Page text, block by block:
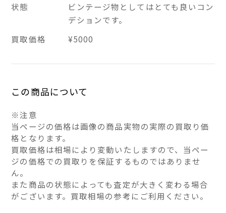
状態
ビンテージ物としてはとても良いコン
デションです。
買取価格
¥5000
この商品について
※注意
当ページの価格は画像の商品実物の実際の買取り価
格となります。
買取価格は相場により変動いたしますので、当ペー
ジの価格での買取りを保証するものではありませ
ん。
また商品の状態によっても査定が大きく変わる場合
がございます。買取相場の参考にご利用ください。